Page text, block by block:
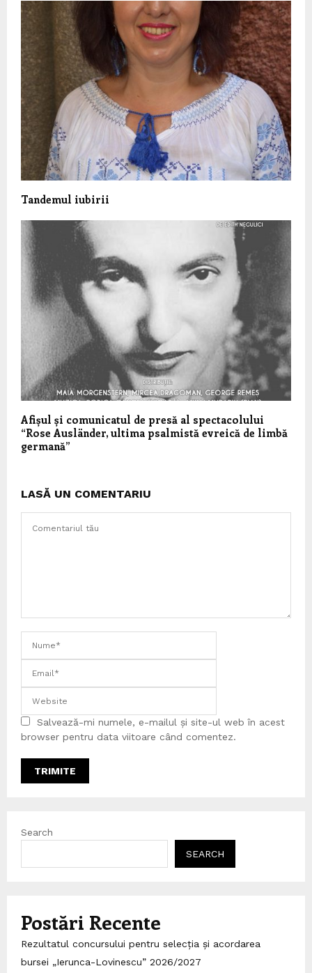
Tandemul iubirii
Afișul și comunicatul de presă al spectacolului
“Rose Ausländer, ultima psalmistă evreică de limbă
germană”
LASĂ UN COMENTARIU
Salvează-mi numele, e-mailul și site-ul web în acest
browser pentru data viitoare când comentez.
Search
SEARCH
Postări Recente
Rezultatul concursului pentru selecția și acordarea
bursei „Ierunca-Lovinescu” 2026/2027